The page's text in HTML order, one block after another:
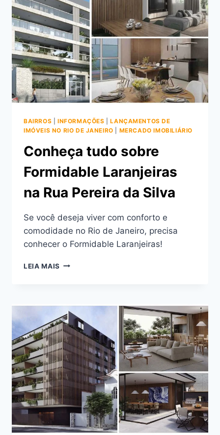
NO
MAISON
LARANJEIRAS
BAIRROS INFORMAÇÕES |LANÇAMENTOS DE
IMÓVEIS NO RIO DE JANEIRO
MERCADO IMOBILIÁRIO
Conheça tudo sobre
Formidable Laranjeiras
na Rua Pereira da Silva
Se você deseja viver com conforto e
comodidade no Rio de Janeiro, precisa
conhecer o Formidable Laranjeiras!
LEIA MAIS CONHEÇA
LARANJEIRAS
NA
RUA
PEREIRA
DA
SILVA